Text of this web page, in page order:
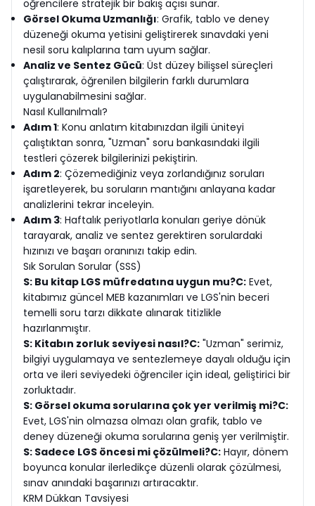
öğrencilere stratejik bir bakış açısı sunar.
Görsel Okuma Uzmanlığı: Grafik, tablo ve deney
düzeneği okuma yetisini geliştirerek sınavdaki yeni
nesil soru kalıplarına tam uyum sağlar.
Analiz ve Sentez Gücü: Üst düzey bilişsel süreçleri
çalıştırarak, öğrenilen bilgilerin farklı durumlara
uygulanabilmesini sağlar.
Nasıl Kullanılmalı?
Adım 1: Konu anlatım kitabınızdan ilgili üniteyi
çalıştıktan sonra, "Uzman" soru bankasındaki ilgili
testleri çözerek bilgilerinizi pekiştirin.
Adım 2: Çözemediğiniz veya zorlandığınız soruları
işaretleyerek, bu soruların mantığını anlayana kadar
analizlerini tekrar inceleyin.
Adım 3: Haftalık periyotlarla konuları geriye dönük
tarayarak, analiz ve sentez gerektiren sorulardaki
hızınızı ve başarı oranınızı takip edin.
Sık Sorulan Sorular (SSS)
S: Bu kitap LGS müfredatına uygun mu?C: Evet,
kitabımız güncel MEB kazanımları ve LGS'nin beceri
temelli soru tarzı dikkate alınarak titizlikle
hazırlanmıştır.
S: Kitabın zorluk seviyesi nasıl?C: "Uzman" serimiz,
bilgiyi uygulamaya ve sentezlemeye dayalı olduğu için
orta ve ileri seviyedeki öğrenciler için ideal, geliştirici bir
zorluktadır.
S: Görsel okuma sorularına çok yer verilmiş mi?C:
Evet, LGS'nin olmazsa olmazı olan grafik, tablo ve
deney düzeneği okuma sorularına geniş yer verilmiştir.
S: Sadece LGS öncesi mi çözülmeli?C: Hayır, dönem
boyunca konular ilerledikçe düzenli olarak çözülmesi,
sınav anındaki başarınızı artıracaktır.
KRM Dükkan Tavsiyesi